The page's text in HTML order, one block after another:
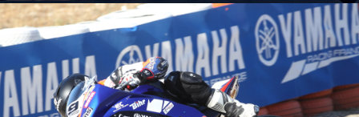
PRESSE
accéder à la billetterie